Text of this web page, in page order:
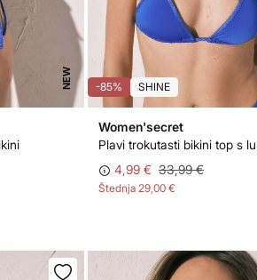
NEW -85% SHINE
Women'secret
Plavi trokutasti bikini top s
4,99 € 33,99 €
Štednja 29,00 €